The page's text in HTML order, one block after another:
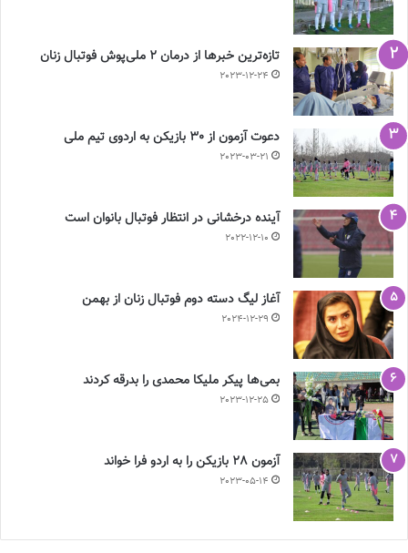
تازه‌ترین خبرها از درمان ۲ ملی‌پوش فوتبال زنان
2023-12-24
دعوت آزمون از 30 بازیکن به اردوی تیم ملی
2023-03-21
آینده درخشانی در انتظار فوتبال بانوان است
2022-12-10
آغاز لیگ دسته دوم فوتبال زنان از بهمن
2024-12-29
بمی‌ها پیکر ملیکا محمدی را بدرقه کردند
2023-12-25
آزمون 28 بازیکن را به اردو فرا خواند
2023-05-14